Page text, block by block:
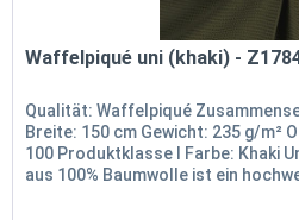
Waffelpiqué uni (khaki) -
Qualität: Waffelpiqué
Breite: 150 cm Gewicht: 235 g/m²
100 Produktklasse I Farbe: Khaki
aus 100% Baumwolle ist ein